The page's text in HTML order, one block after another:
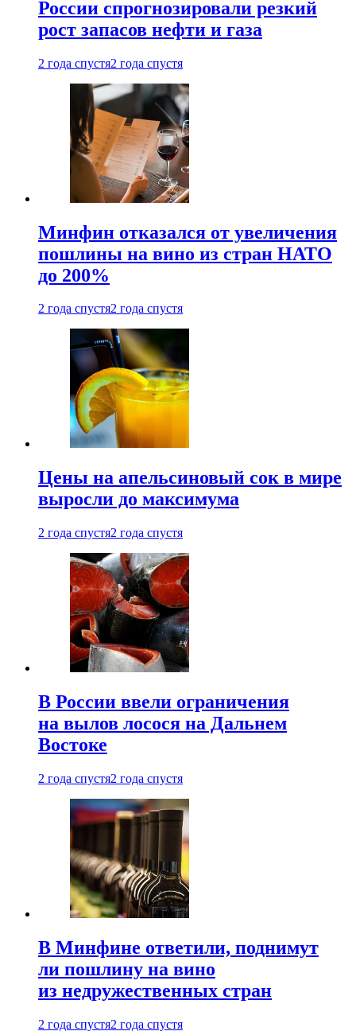
России спрогнозировали резкий
рост запасов нефти и газа
2 года спустя2 года спустя
Минфин отказался от увеличения
пошлины на вино из стран НАТО
до 200%
2 года спустя2 года спустя
Цены на апельсиновый сок в мире
выросли до максимума
2 года спустя2 года спустя
В России ввели ограничения
на вылов лосося на Дальнем
Востоке
2 года спустя2 года спустя
В Минфине ответили, поднимут
ли пошлину на вино
из недружественных стран
2 года спустя2 года спустя